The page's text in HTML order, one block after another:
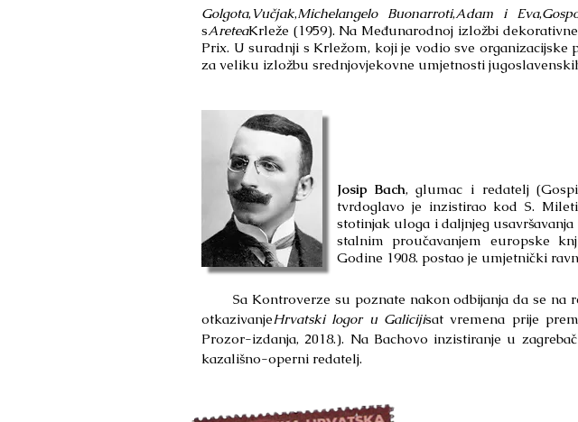
Golgota, Vučjak,Michelangelo Buonarroti,Adam i Eva,
sAreteaKrleže (1959). Na Međunarodnoj izložbi
Prix. U suradnji s Krležom, koji je vodio sve
za veliku izložbu srednjovjekovne umjetnosti
Josip Bach, glumac i redatelj
tvrdoglavo je inzistirao kod S.
stotinjak uloga i daljnjeg
stalnim proučavanjem europske
Godine 1908. postao je umjetnički
Sa Kontroverze su poznate nakon odbijanja da se na
otkazivanjeHrvatski logor u Galicijisat vremena prije
Prozor-izdanja, 2018.). Na Bachovo inzistiranje u
kazališno-operni redatelj.